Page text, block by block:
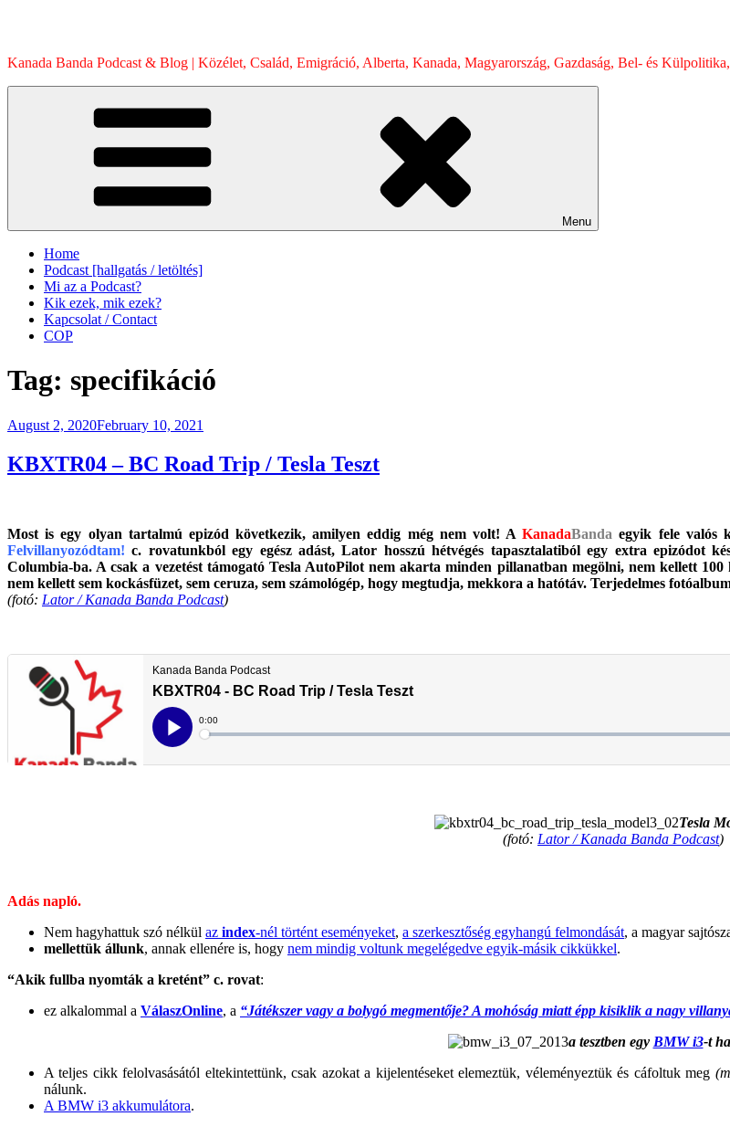
Kanada Banda Podcast & Blog | Közélet, Család, Emigráció, Alberta, Kanada, Magyarország, Gazdaság, Bel- és
Menu
Home
Podcast [hallgatás / letöltés]
Mi az a Podcast?
Kik ezek, mik ezek?
Kapcsolat / Contact
COP
Tag: specifikáció
Posted
August 2, 2020February 10, 2021
KBXTR04 – BC Road Trip / Tesla Teszt
Most is egy olyan tartalmú epizód következik, amilyen eddig még nem volt! AKanadaBanda egyik fele valós
Felvillanyozódtam! c. rovatunkból egy egész adást, Lator hosszú hétvégés tapasztalatiból egy extra epizódot
Columbia-ba. A csak a vezetést támogató Tesla AutoPilot nem akarta minden pillanatban megölni, nem kellett
nem kellett sem kockásfüzet, sem ceruza, sem számológép, hogy megtudja, mekkora a hatótáv. Terjedelmes
(fotó: Lator / Kanada Banda Podcast)
Tesla
(fotó: Lator / Kanada Banda Podcast)
Adás napló.
Nem hagyhattuk szó nélkül az index-nél történt eseményeket, a szerkesztőség egyhangú felmondását, a magyar
mellettük állunk, annak ellenére is, hogy nem mindig voltunk megelégedve egyik-másik cikkükkel.
“Akik fullba nyomták a kretént” c. rovat:
ez alkalommal a VálaszOnline, a “Játékszer vagy a bolygó megmentője? A mohóság miatt épp kisiklik a nagy
a tesztben egy BMW i3-t
A teljes cikk felolvasásától eltekintettünk, csak azokat a kijelentéseket elemeztük, véleményeztük és cáfoltuk meg
nálunk.
A BMW i3 akkumulátora.